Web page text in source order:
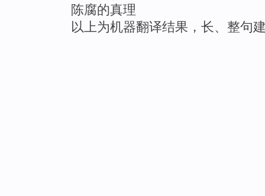
陈腐的真理
以上为机器翻译结果，长、整句